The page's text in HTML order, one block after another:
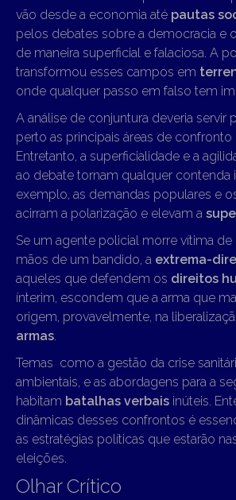
vão desde a economia até pautas
pelos debates sobre a democracia e
de maneira superficial e falaciosa. A
transformou esses campos em
onde qualquer passo em falso tem
A análise de conjuntura deveria servir
perto as principais áreas de confronto
Entretanto, a superficialidade e a
ao debate tornam qualquer contenda
exemplo, as demandas populares e
acirram a polarização e elevam a
Se um agente policial morre vítima de
mãos de um bandido, a extrema-
aqueles que defendem os direitos
ínterim, escondem que a arma que
origem, provavelmente, na
armas.
Temas como a gestão da crise
ambientais, e as abordagens para a
habitam batalhas verbais inúteis.
dinâmicas desses confrontos é
as estratégias políticas que estarão
eleições.
Olhar Crítico